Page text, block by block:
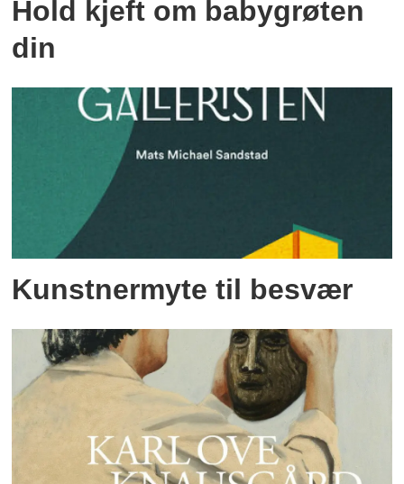
Hold kjeft om babygrøten
din
Kunstnermyte til besvær